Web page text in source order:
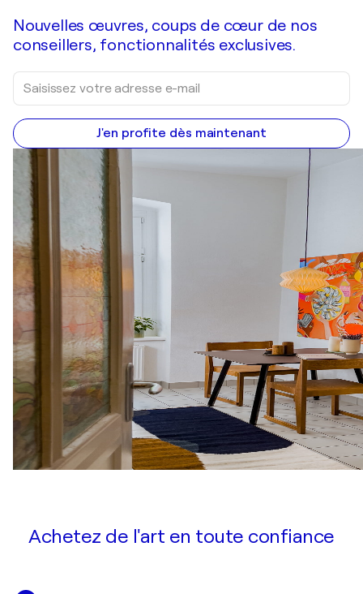
Nouvelles œuvres, coups de cœur de nos
conseillers, fonctionnalités exclusives.
J'en profite dès maintenant
Achetez de l'art en toute confiance